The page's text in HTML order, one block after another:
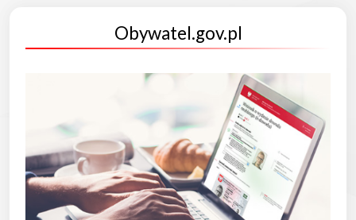
Obywatel.gov.pl